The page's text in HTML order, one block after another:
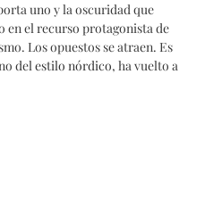
uno y la oscuridad que
en el recurso protagonista de
Los opuestos se atraen. Es
delestilo nórdico, ha vuelto a